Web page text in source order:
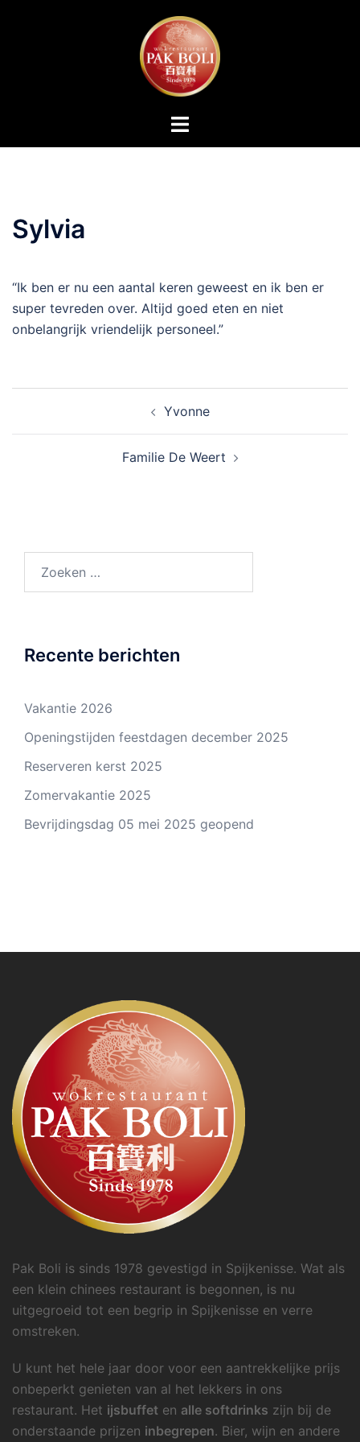
Toggle
Sylvia
“Ik ben er nu een aantal keren geweest en ik ben er
super tevreden over. Altijd goed eten en niet
onbelangrijk vriendelijk personeel.”
Yvonne
Familie De Weert
Recente berichten
Vakantie 2026
Openingstijden feestdagen december 2025
Reserveren kerst 2025
Zomervakantie 2025
Bevrijdingsdag 05 mei 2025 geopend
Pak Boli is sinds 1978 gevestigd in Spijkenisse. Wat als
een klein chinees restaurant is begonnen, is nu
uitgegroeid tot een begrip in Spijkenisse en verre
omstreken.
U kunt het hele jaar door voor een aantrekkelijke prijs
onbeperkt genieten van al het lekkers in ons
restaurant. Het ijsbuffet en alle softdrinks zijn bij de
onderstaande prijzen inbegrepen. Bier, wijn en andere